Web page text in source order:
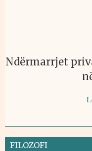
Ndërmarrjet
FILOZOFI